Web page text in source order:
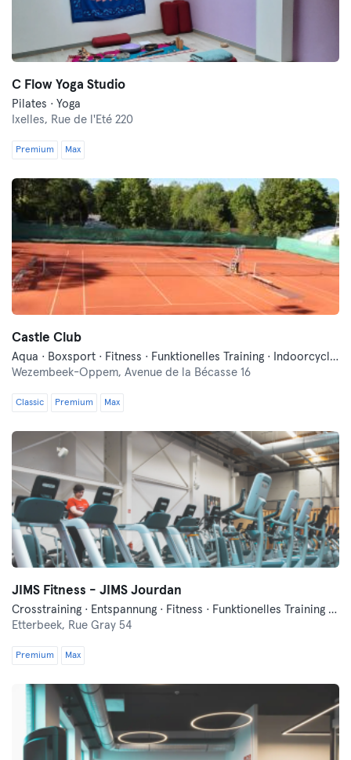
C Flow Yoga Studio
Pilates · Yoga
Ixelles, Rue de l'Eté 220
Premium Max
Castle Club
Aqua · Boxsport · Fitness · Funktionelles Training · Indoorcycling · Pilates · Qi Gong und Tai Chi · Squash · Tanzen · Tennis · Traditionell-Asiatische Kampfkünste · Yoga
Wezembeek-Oppem, Avenue de la Bécasse 16
Classic Premium Max
JIMS Fitness - JIMS Jourdan
Crosstraining · Entspannung · Fitness · Funktionelles Training · Indoorcycling · Pilates · Tanzen
Etterbeek, Rue Gray 54
Premium Max